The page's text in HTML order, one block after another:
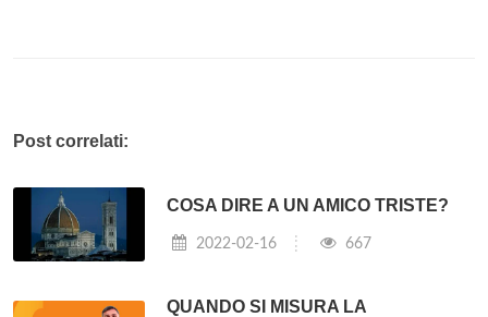
Post correlati:
COSA DIRE A UN AMICO TRISTE?
2022-02-16 667
QUANDO SI MISURA LA